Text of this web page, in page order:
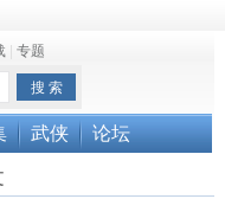
| 专题
武侠 论坛